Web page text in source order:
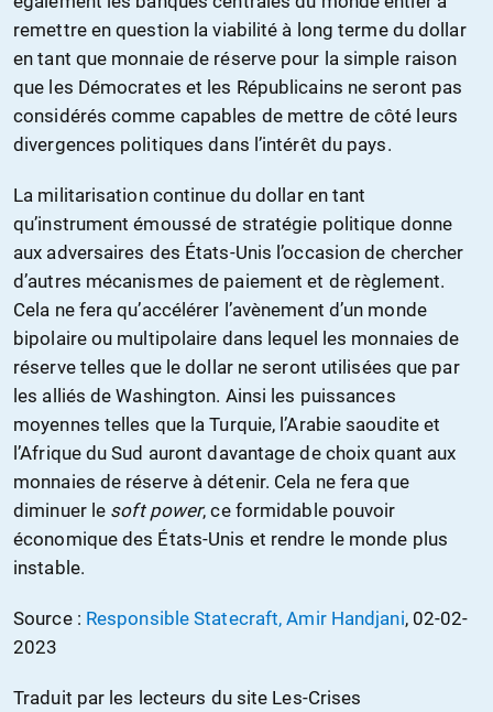
remettre en question la viabilité à long terme du dollar
en tant que monnaie de réserve pour la simple raison
que les Démocrates et les Républicains ne seront pas
considérés comme capables de mettre de côté leurs
divergences politiques dans l’intérêt du pays.
La militarisation continue du dollar en tant
qu’instrument émoussé de stratégie politique donne
aux adversaires des États-Unis l’occasion de chercher
d’autres mécanismes de paiement et de règlement.
Cela ne fera qu’accélérer l’avènement d’un monde
bipolaire ou multipolaire dans lequel les monnaies de
réserve telles que le dollar ne seront utilisées que par
les alliés de Washington. Ainsi les puissances
moyennes telles que la Turquie, l’Arabie saoudite et
l’Afrique du Sud auront davantage de choix quant aux
monnaies de réserve à détenir. Cela ne fera que
diminuer le soft power, ce formidable pouvoir
économique des États-Unis et rendre le monde plus
instable.
Source : Responsible Statecraft, Amir Handjani, 02-02-
2023
Traduit par les lecteurs du site Les-Crises